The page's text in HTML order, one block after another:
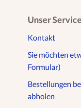
Unser Service
Kontakt
Sie möchten
Formular)
Bestellungen
abholen